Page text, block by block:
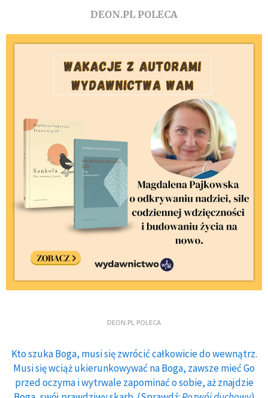
DEON.PL POLECA
DEON.PL POLECA
Kto szuka Boga, musi się zwrócić całkowicie do wewnątrz.
Musi się wciąż ukierunkowywać na Boga, zawsze mieć Go
przed oczyma i wytrwale zapominać o sobie, aż znajdzie